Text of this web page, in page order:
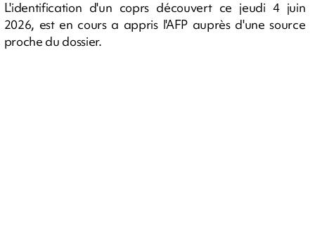
L'identification d'un coprs découvert ce jeudi 4 juin
2026, est en cours a appris l'AFP auprès d'une source
proche du dossier.